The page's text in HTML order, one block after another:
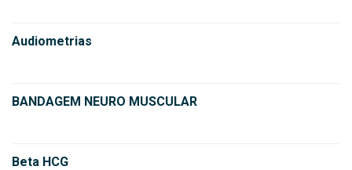
Audiometrias
BANDAGEM NEURO MUSCULAR
Beta HCG